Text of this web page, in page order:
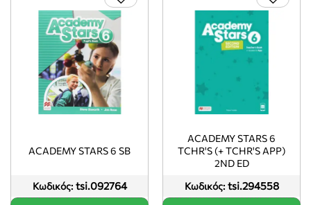
Κωδικός: tsi.092764
ACADEMY STARS 6 SB
Κωδικός: tsi.294558
ACADEMY STARS 6
TCHR'S (+ TCHR'S APP)
2ND ED